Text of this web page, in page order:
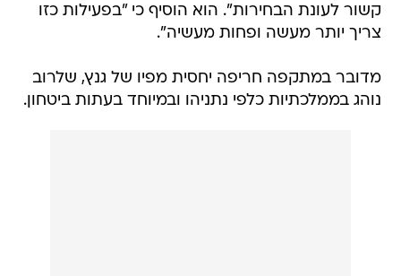
קשור לעונת הבחירות". הוא הוסיף כי "בפעילות כזו
צריך יותר מעשה ופחות מעשיה".
מדובר במתקפה חריפה יחסית מפיו של גנץ, שלרוב
נוהג בממלכתיות כלפי נתניהו ובמיוחד בעתות ביטחון.